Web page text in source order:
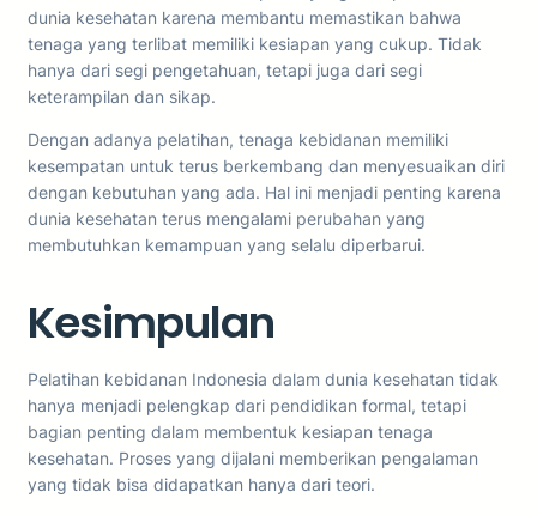
dunia kesehatan karena membantu memastikan bahwa
tenaga yang terlibat memiliki kesiapan yang cukup. Tidak
hanya dari segi pengetahuan, tetapi juga dari segi
keterampilan dan sikap.
Dengan adanya pelatihan, tenaga kebidanan memiliki
kesempatan untuk terus berkembang dan menyesuaikan diri
dengan kebutuhan yang ada. Hal ini menjadi penting karena
dunia kesehatan terus mengalami perubahan yang
membutuhkan kemampuan yang selalu diperbarui.
Kesimpulan
Pelatihan kebidanan Indonesia dalam dunia kesehatan tidak
hanya menjadi pelengkap dari pendidikan formal, tetapi
bagian penting dalam membentuk kesiapan tenaga
kesehatan. Proses yang dijalani memberikan pengalaman
yang tidak bisa didapatkan hanya dari teori.